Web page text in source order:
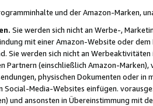
und der Amazon-Marken,
Sie werden sich nicht an Werbe-,
mit einer Amazon-Website oder
Sie werden sich nicht an
Partnern (einschließlich Amazon-
physischen Dokumenten oder in
Social-Media-Websites einfügen.
und ansonsten in Übereinstimmung mit